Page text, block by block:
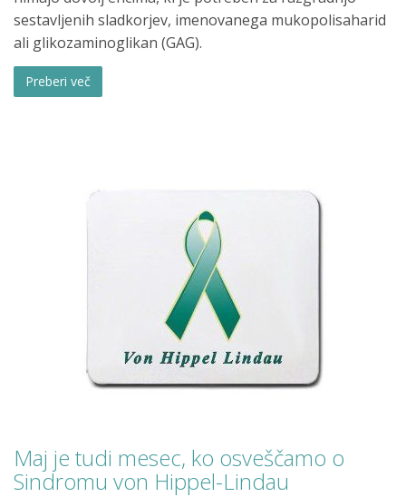
sestavljenih sladkorjev, imenovanega mukopolisaharid
ali glikozaminoglikan (GAG).
Preberi več
Maj je tudi mesec, ko osveščamo o
Sindromu von Hippel-Lindau